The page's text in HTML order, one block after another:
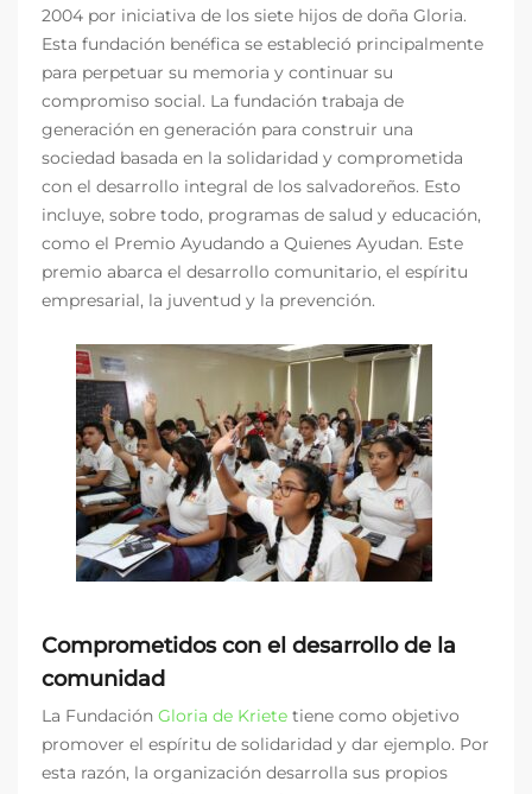
2004 por iniciativa de los siete hijos de doña Gloria.
Esta fundación benéfica se estableció principalmente
para perpetuar su memoria y continuar su
compromiso social. La fundación trabaja de
generación en generación para construir una
sociedad basada en la solidaridad y comprometida
con el desarrollo integral de los salvadoreños. Esto
incluye, sobre todo, programas de salud y educación,
como el Premio Ayudando a Quienes Ayudan. Este
premio abarca el desarrollo comunitario, el espíritu
empresarial, la juventud y la prevención.
Comprometidos con el desarrollo de la
comunidad
La Fundación Gloria de Kriete tiene como objetivo
promover el espíritu de solidaridad y dar ejemplo. Por
esta razón, la organización desarrolla sus propios